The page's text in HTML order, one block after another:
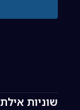
שוניות אילת